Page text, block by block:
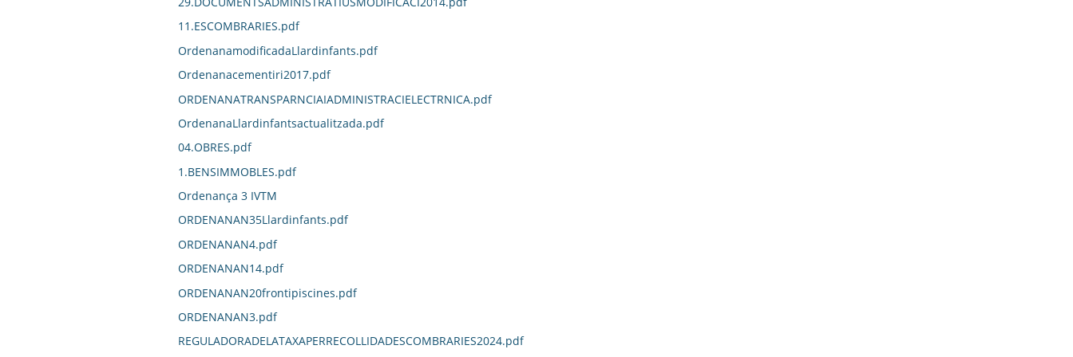
11.ESCOMBRARIES.pdf
OrdenanamodificadaLlardinfants.pdf
Ordenanacementiri2017.pdf
ORDENANATRANSPARNCIAIADMINISTRACIELECTRNICA.pdf
OrdenanaLlardinfantsactualitzada.pdf
04.OBRES.pdf
1.BENSIMMOBLES.pdf
Ordenança 3 IVTM
ORDENANAN35Llardinfants.pdf
ORDENANAN4.pdf
ORDENANAN14.pdf
ORDENANAN20frontipiscines.pdf
ORDENANAN3.pdf
REGULADORADELATAXAPERRECOLLIDADESCOMBRARIES2024.pdf